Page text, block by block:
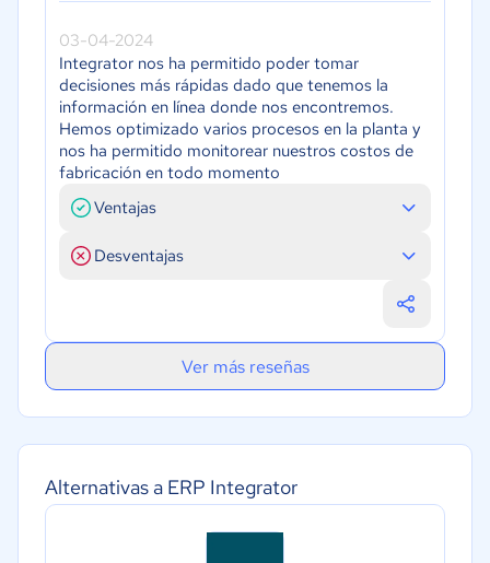
Alternativas a ERP Integrator
03-04-2024
Integrator nos ha permitido poder tomar
decisiones más rápidas dado que tenemos la
información en línea donde nos encontremos.
Hemos optimizado varios procesos en la planta y
nos ha permitido monitorear nuestros costos de
fabricación en todo momento
Ventajas
Desventajas
Ver más reseñas